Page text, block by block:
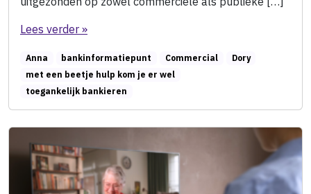
Lees verder »
Anna bankinformatiepunt Commercial
Dory
met een beetje hulp kom je er wel
toegankelijk bankieren